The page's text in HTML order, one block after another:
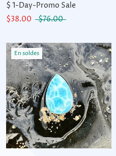
$ 1-Day-Promo Sale
$38.00
$76.00
En soldes